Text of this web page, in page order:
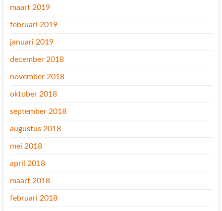
maart 2019
februari 2019
januari 2019
december 2018
november 2018
oktober 2018
september 2018
augustus 2018
mei 2018
april 2018
maart 2018
februari 2018